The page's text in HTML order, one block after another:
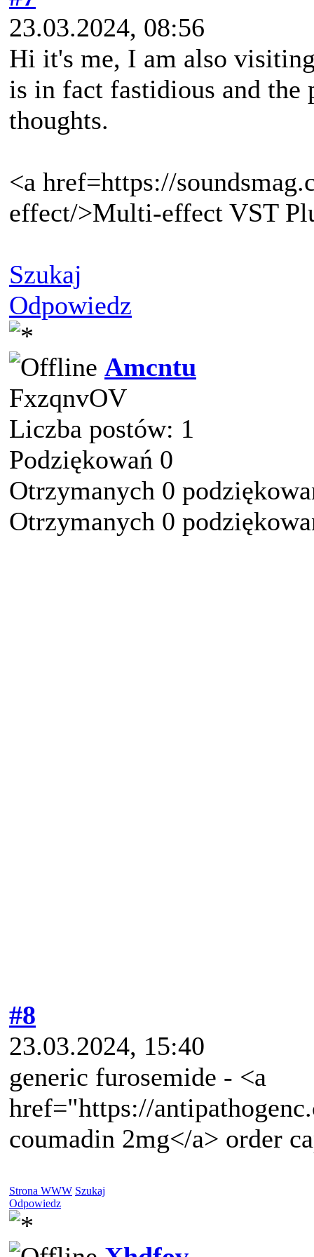
23.03.2024, 08:56
Hi it's me, I am also
is in fact fastidious and the
thoughts.
<a href=https://
effect/>Multi-effect VST
Szukaj
Odpowiedz
Amcntu
FxzqnvOV
Liczba postów: 1
Podziękowań 0
Otrzymanych 0
Otrzymanych 0
#8
23.03.2024, 15:40
generic furosemide - <a
href="https://
coumadin 2mg</a> order
Strona WWW Szukaj
Odpowiedz